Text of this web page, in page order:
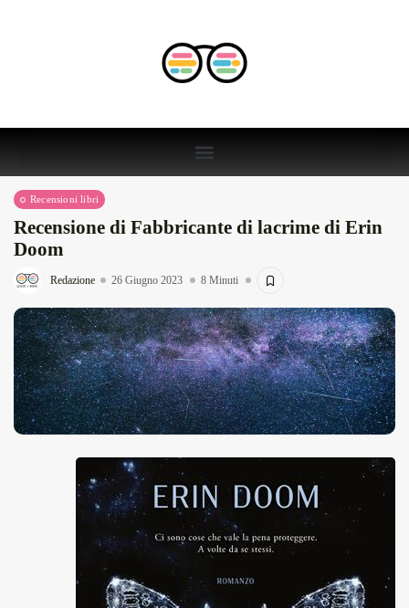
Recensioni libri
Recensione di Fabbricante di lacrime di Erin
Doom
Redazione 26 Giugno 2023 8 Minuti